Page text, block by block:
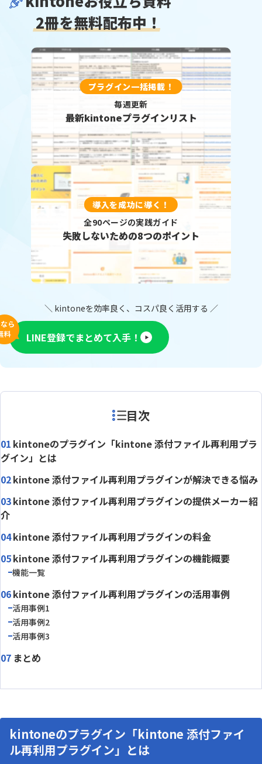
2冊を無料配布中！
プラグイン一括掲載！
毎週更新
最新kintoneプラグインリスト
導入を成功に導く！
全90ページの実践ガイド
失敗しないための8つのポイント
＼ kintoneを効率良く、コスパ良く活用する ／
ら
料
LINE登録でまとめて入手！
目次
kintoneのプラグイン「kintone 添付ファイル再利用プラ
グイン」とは
kintone 添付ファイル再利用プラグインが解決できる悩み
kintone 添付ファイル再利用プラグインの提供メーカー紹
介
kintone 添付ファイル再利用プラグインの料金
kintone 添付ファイル再利用プラグインの機能概要
機能一覧
kintone 添付ファイル再利用プラグインの活用事例
活用事例1
活用事例2
活用事例3
まとめ
kintoneのプラグイン「kintone 添付ファイ
ル再利用プラグイン」とは